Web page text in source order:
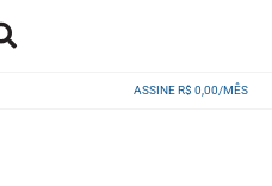
ASSINE R$ 0,00/MÊS